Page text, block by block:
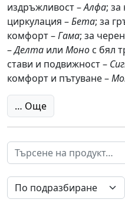
издръжливост –Алфа;
циркулация –Бета; за
комфорт –Гама; за
–Делта или Моно с бял
стави и подвижност –
комфорт и пътуване –
… Още